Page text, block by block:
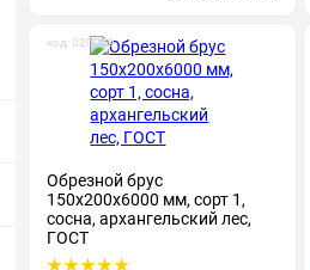
код: 020059
Обрезной брус
150х200х6000 мм, сорт 1,
сосна, архангельский лес,
ГОСТ